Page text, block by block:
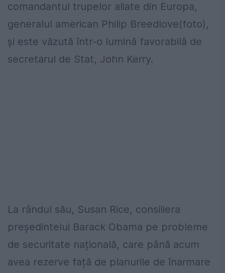
comandantul trupelor aliate din Europa,
generalul american Philip Breedlove(foto),
și este văzută într-o lumină favorabilă de
secretarul de Stat, John Kerry.
La rândul său, Susan Rice, consiliera
președintelui Barack Obama pe probleme
de securitate națională, care până acum
avea rezerve față de planurile de înarmare